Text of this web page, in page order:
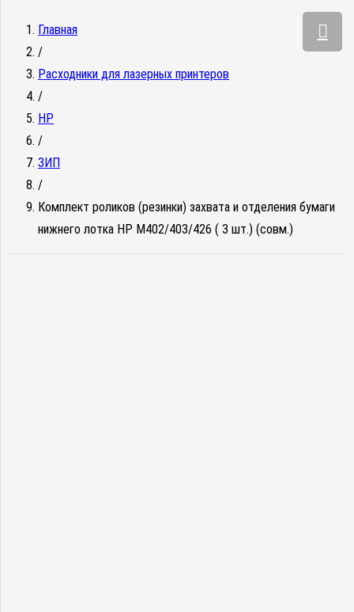
Главная
/
Расходники для лазерных принтеров
/
HP
/
ЗИП
/
Комплект роликов (резинки) захвата и отделения бумаги
нижнего лотка HP M402/403/426 ( 3 шт.) (совм.)